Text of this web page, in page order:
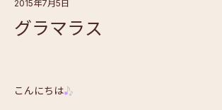
2015年7月5日
グラマラス
こんにちは